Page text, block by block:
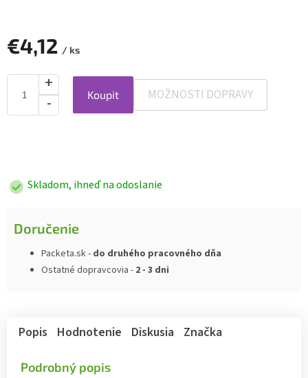
€4,12 / ks
Koupit MOŽNOSTI DOPRAVY
Skladom, ihneď na odoslanie
Doručenie
Packeta.sk - do druhého pracovného dňa
Ostatné dopravcovia - 2 - 3 dni
Popis Hodnotenie Diskusia Značka
Podrobný popis